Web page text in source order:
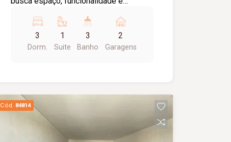
tranquila, com fácil acesso às principais
vias da cidade e próximo a comércios e
serviços essenciais. O imóvel possui
dormitórios, sendo 01 suíte, 02 quartos
com espaço para closet e 02 com
sacada, 03 banheiros, lavanderia, área
gourmet com churrasqueira e banheiro
3
Dorm.
1
Suite
3
Banho
2
Garagens
Cód. 84814